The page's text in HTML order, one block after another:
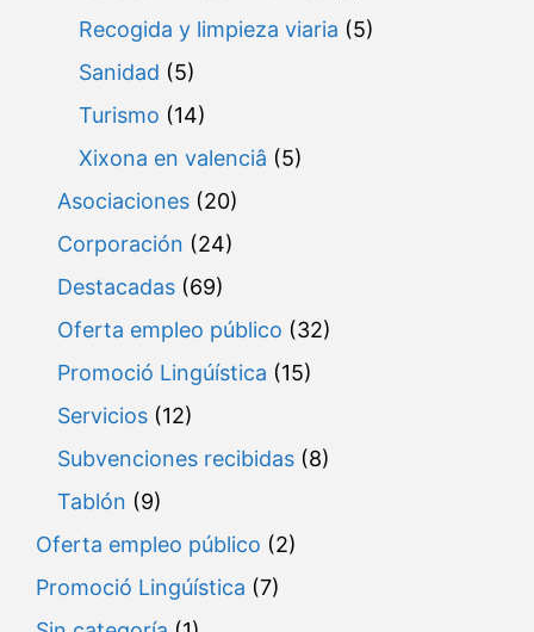
Recogida y limpieza viaria (5)
Sanidad (5)
Turismo (14)
Xixona en valenciâ (5)
Asociaciones (20)
Corporación (24)
Destacadas (69)
Oferta empleo público (32)
Promoció Lingúística (15)
Servicios (12)
Subvenciones recibidas (8)
Tablón (9)
Oferta empleo público (2)
Promoció Lingúística (7)